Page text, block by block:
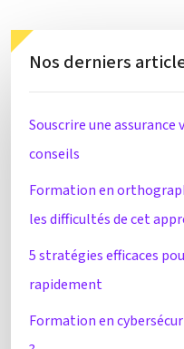
Nos derniers
Souscrire une
conseils
Formation en
les difficultés de cet
5 stratégies efficaces
rapidement
Formation en